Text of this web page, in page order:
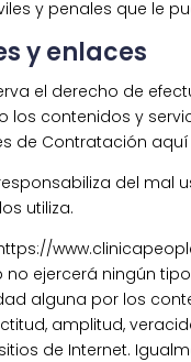
y penales que le
y enlaces
reserva el derecho de
los contenidos y
de Contratación
se responsabiliza del
utiliza.
ejercerá ningún tipo
alguna por los
amplitud,
de Internet.